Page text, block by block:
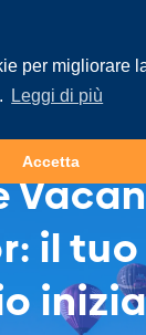
per migliorare
Leggi di più
Accetta
il